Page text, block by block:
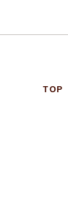
TOP